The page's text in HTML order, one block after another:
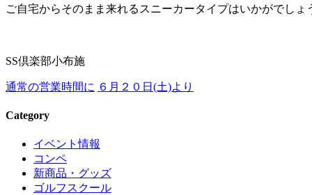
ご自宅からそのまま来れるスニーカータイプはいかがでしょ
SS倶楽部小布施
通常の営業時間に ６月２０日(土)より
Category
イベント情報
コンペ
新商品・グッズ
ゴルフスクール